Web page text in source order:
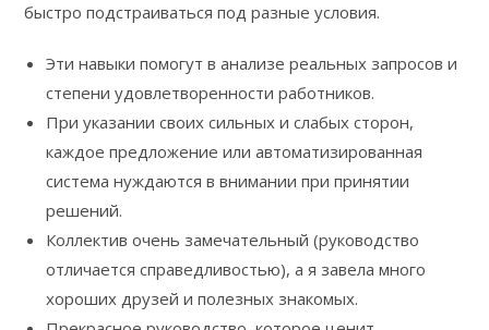
быстро подстраиваться под разные условия.
Эти навыки помогут в анализе реальных запросов и
степени удовлетворенности работников.
При указании своих сильных и слабых сторон,
каждое предложение или автоматизированная
система нуждаются в внимании при принятии
решений.
Коллектив очень замечательный (руководство
отличается справедливостью), а я завела много
хороших друзей и полезных знакомых.